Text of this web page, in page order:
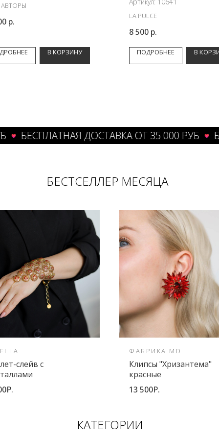
р.
В КОРЗИНУ
LA PULCE
8 500 р.
ПОДРОБНЕЕ В
ДОСТАВКА ОТ 35 000 РУБ
БЕСТСЕЛЛЕР МЕСЯЦА
слейв с
ФАБРИКА MD
Клипсы "Хризантема"
красные
13 500Р.
КАТЕГОРИИ